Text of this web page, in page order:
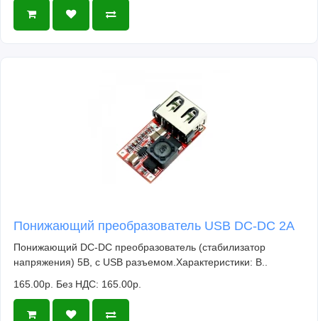
Понижающий преобразователь USB DC-DC 2A
Понижающий DC-DC преобразователь (стабилизатор
напряжения) 5В, с USB разъемом.Характеристики: В..
165.00р. Без НДС: 165.00р.